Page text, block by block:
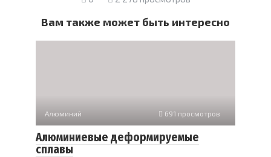
Вам также может быть интересно
Алюминий 691 просмотров
Алюминиевые деформируемые
сплавы